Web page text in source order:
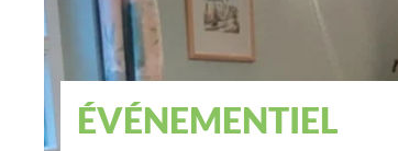
ÉVÉNEMENTIEL